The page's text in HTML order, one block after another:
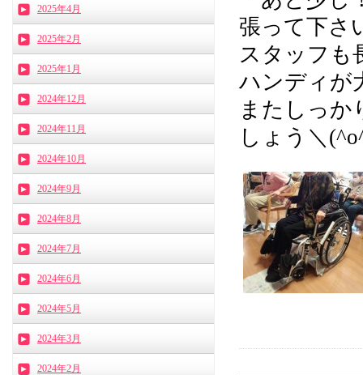
張って下さ
スタッフも
ハンディが
またしっか
しょう＼
2025年4月
2025年2月
2025年1月
2024年12月
2024年11月
2024年10月
2024年9月
2024年8月
2024年7月
2024年6月
2024年5月
2024年3月
2024年2月